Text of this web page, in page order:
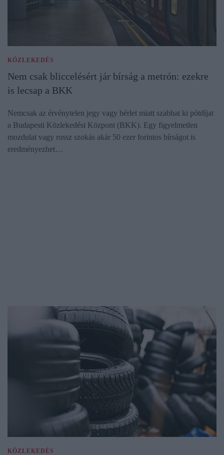
KÖZLEKEDÉS
Nem csak bliccelésért jár bírság a metrón: ezekre
is lecsap a BKK
Nemcsak az érvénytelen jegy vagy bérlet miatt szabhat ki pótdíjat
a Budapesti Közlekedési Központ (BKK). Egy figyelmetlen
mozdulat vagy rossz szokás akár 50 ezer forintos bírságot is
eredményezhet…
KÖZLEKEDÉS